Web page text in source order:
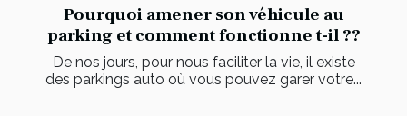
Pourquoi amener son véhicule au
parking et comment fonctionne t-il ??
De nos jours, pour nous faciliter la vie, il existe
des parkings auto où vous pouvez garer votre...